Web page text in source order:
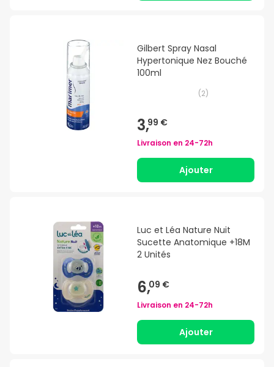
Gilbert Spray Nasal
Hypertonique Nez Bouché
100ml
(2)
3,99 €
Livraison en 24-72h
Ajouter
Luc et Léa Nature Nuit
Sucette Anatomique +18M
2 Unités
6,09 €
Livraison en 24-72h
Ajouter